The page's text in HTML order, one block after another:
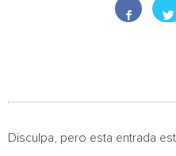
Disculpa, pero esta entrada